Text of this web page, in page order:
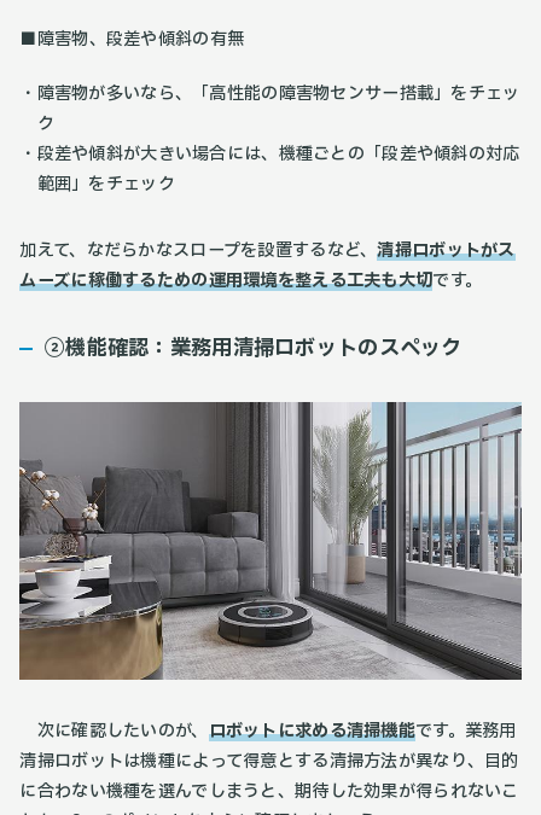
■障害物、段差や傾斜の有無
障害物が多いなら、「高性能の障害物センサー搭載」をチェッ
ク
段差や傾斜が大きい場合には、機種ごとの「段差や傾斜の対応
範囲」をチェック
加えて、なだらかなスロープを設置するなど、清掃ロボットがス
ムーズに稼働するための運用環境を整える工夫も大切です。
②機能確認：業務用清掃ロボットのスペック
次に確認したいのが、 ロボットに求める清掃機能です。業務用
清掃ロボットは機種によって得意とする清掃方法が異なり、目的
に合わない機種を選んでしまうと、期待した効果が得られないこ